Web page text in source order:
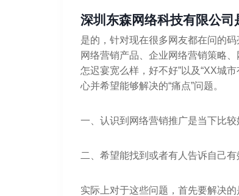
深圳东森网络科技有限公司
是的，针对现在很多网友都在问的
网络营销产品、企业网络营销策略
怎迟宴宽么样，好不好”以及“XX城
心并希望能够解决的“痛点”问题。
一、认识到网络营销推广是当下比
二、希望能找到或者有人告诉自己
实际上对于这些问题，首先要解决